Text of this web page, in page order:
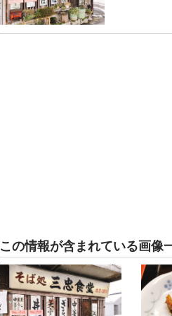
この情報が含まれている画像